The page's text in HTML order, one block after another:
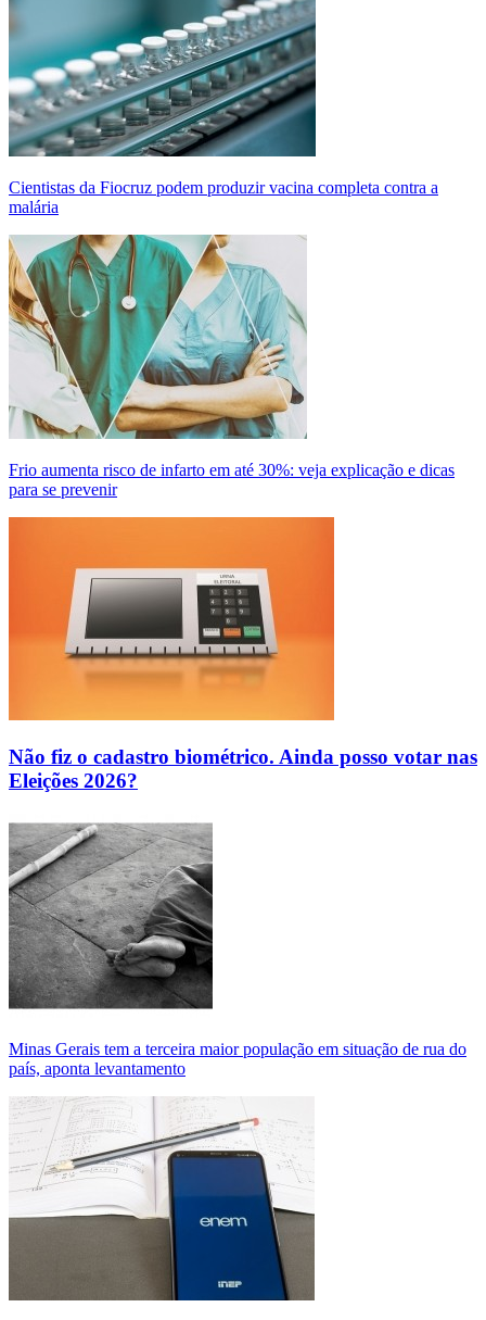
Cientistas da Fiocruz podem produzir vacina completa contra a
malária
Frio aumenta risco de infarto em até 30%: veja explicação e dicas
para se prevenir
Não fiz o cadastro biométrico. Ainda posso votar nas
Eleições 2026?
Minas Gerais tem a terceira maior população em situação de rua do
país, aponta levantamento